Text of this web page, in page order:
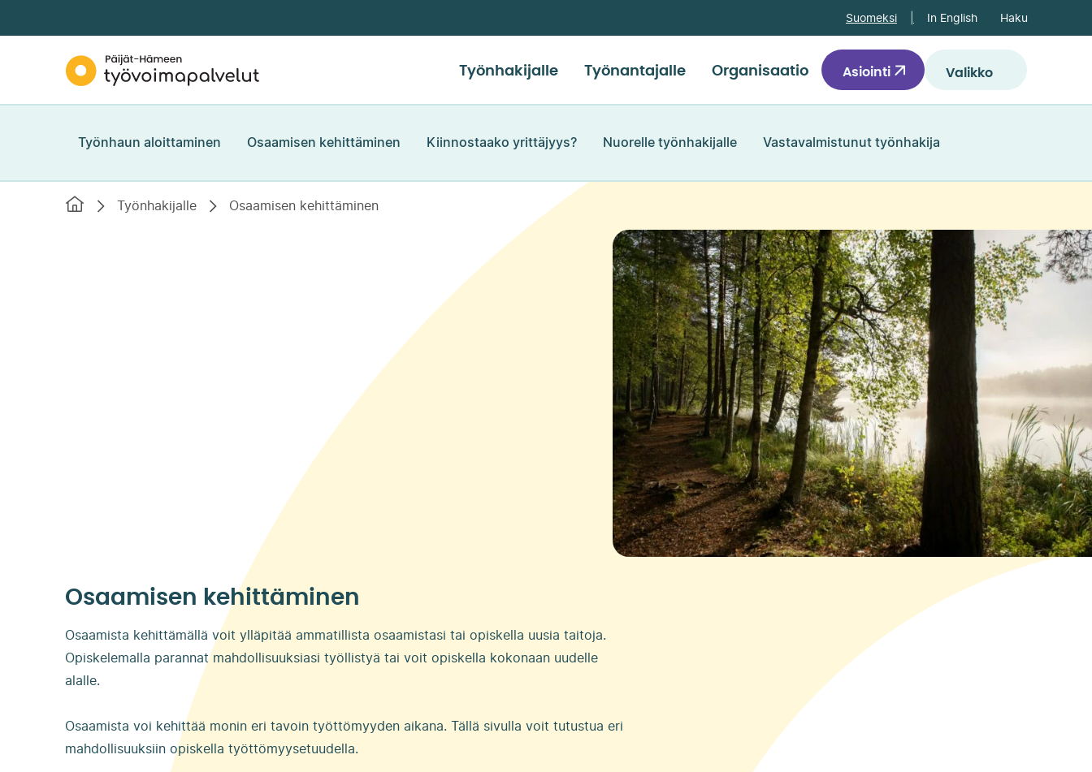
suoraan
Suomeksi In English Haku
Päijät-
Hämeen
Työnhakijalle Työnantajalle Organisaatio Asiointi Valikko
Työnhaun aloittaminen Osaamisen kehittäminen Kiinnostaako yrittäjyys? Nuorelle työnhakijalle Vastavalmistunut työnhakija
EtusivuTyönhakijalle Osaamisen kehittäminen
Osaamisen kehittäminen
Osaamista kehittämällä voit ylläpitää ammatillista osaamistasi tai opiskella uusia taitoja.
Opiskelemalla parannat mahdollisuuksiasi työllistyä tai voit opiskella kokonaan uudelle
alalle.
Osaamista voi kehittää monin eri tavoin työttömyyden aikana. Tällä sivulla voit tutustua eri
mahdollisuuksiin opiskella työttömyysetuudella.